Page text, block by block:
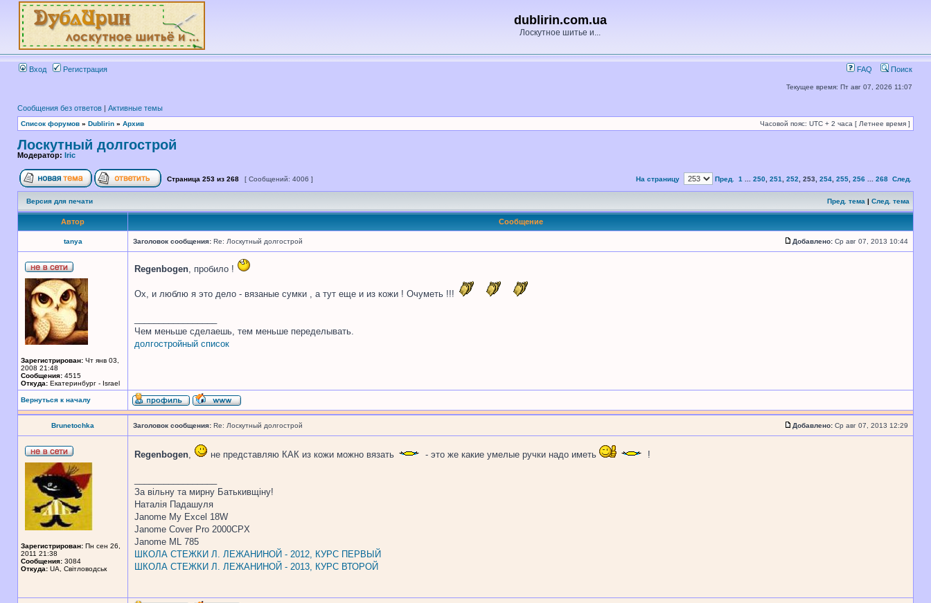
dublirin.com.ua
Лоскутное шитье и...
Вход Регистрация FAQ Поиск
Текущее время: Пт авг 07, 2026 11:07
Сообщения без ответов | Активные темы
Список форумов » Dublirin » Архив Часовой пояс: UTC + 2 часа [ Летнее время ]
Лоскутный долгострой
Модератор: Iric
Страница 253 из 268 [ Сообщений: 4006 ] На страницу Пред. 1 250 251 252 253 254 255 256 268 След.
Версия для печати Пред. тема | След. тема
Автор Сообщение
tanya Заголовок сообщения: Re: Лоскутный долгострой Добавлено: Ср авг 07, 2013 10:44
Зарегистрирован: Чт янв 03,
2008 21:48
Сообщения: 4515
Откуда: Екатеринбург - Israel
Regenbogen, пробило !
Ох, и люблю я это дело - вязаные сумки , а тут еще и из кожи ! Очуметь !!!
Чем меньше сделаешь, тем меньше переделывать.
долгостройный список
Вернуться к началу
Brunetochka Заголовок сообщения: Re: Лоскутный долгострой Добавлено: Ср авг 07, 2013 12:29
Зарегистрирован: Пн сен 26,
2011 21:38
Сообщения: 3084
Откуда: UA, Свiтловодськ
Regenbogen, не представляю КАК из кожи можно вязать - это же какие умелые ручки надо иметь !
За вiльну та мирну Батькивщiну!
Наталiя Падашуля
Janome My Excel 18W
Janome Cover Pro 2000CPX
Janome ML 785
ШКОЛА СТЕЖКИ Л. ЛЕЖАНИНОЙ - 2012, КУРС ПЕРВЫЙ
ШКОЛА СТЕЖКИ Л. ЛЕЖАНИНОЙ - 2013, КУРС ВТОРОЙ